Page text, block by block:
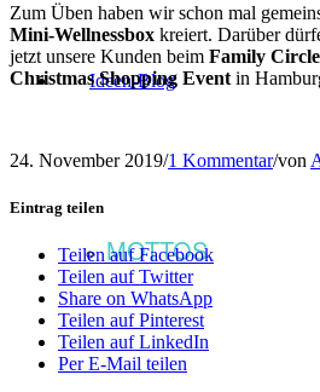
Ideen-Blog
MOTTOS
Zum Üben haben wir schon mal
Mini-Wellnessbox kreiert. Darüber
jetzt unsere Kunden beim Family Circle
Christmas Shopping Event in
24. November 2019/1 Kommentar/von
Eintrag teilen
Teilen auf Facebook
Teilen auf Twitter
Share on WhatsApp
Teilen auf Pinterest
Teilen auf LinkedIn
Per E-Mail teilen